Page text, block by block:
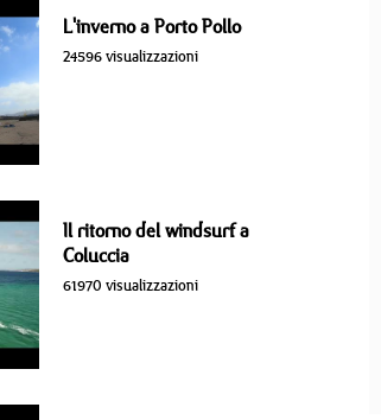
L'inverno a Porto Pollo
24596 visualizzazioni
Il ritorno del windsurf a
Coluccia
61970 visualizzazioni